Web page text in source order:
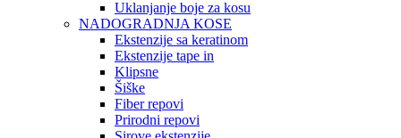
Uklanjanje boje za kosu
NADOGRADNJA KOSE
Ekstenzije sa keratinom
Ekstenzije tape in
Klipsne
Šiške
Fiber repovi
Prirodni repovi